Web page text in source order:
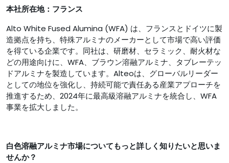
本社所在地：フランス
Alto White Fused Alumina (WFA) は、フランスとドイツに製
造拠点を持ち、特殊アルミナのメーカーとして市場で高い評価
を得ている企業です。同社は、研磨材、セラミック、耐火材な
どの用途向けに、WFA、ブラウン溶融アルミナ、タブレーテッ
ドアルミナを製造しています。Alteoは、グローバルリーダー
としての地位を強化し、持続可能で責任ある産業アプローチを
推進するため、2024年に最高級溶融アルミナを統合し、WFA
事業を拡大しました。
白色溶融アルミナ市場についてもっと詳しく知りたいと思いま
せんか？